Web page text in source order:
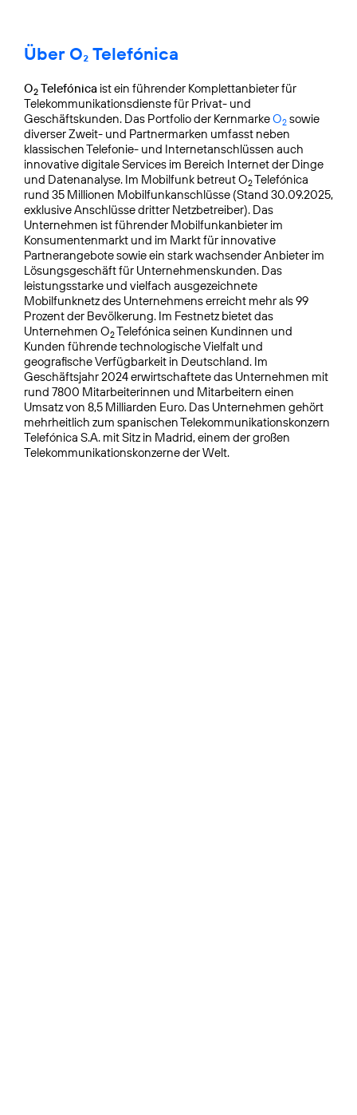
Über O₂ Telefónica
O2 Telefónica ist ein führender Komplettanbieter für
Telekommunikationsdienste für Privat- und
Geschäftskunden. Das Portfolio der KernmarkeO2 sowie
diverser Zweit- und Partnermarken umfasst neben
klassischen Telefonie- und Internetanschlüssen auch
innovative digitale Services im Bereich Internet der Dinge
und Datenanalyse. Im Mobilfunk betreut O2Telefónica
rund 35 Millionen Mobilfunkanschlüsse (Stand 30.09.2025,
exklusive Anschlüsse dritter Netzbetreiber). Das
Unternehmen ist führender Mobilfunkanbieter im
Konsumentenmarkt und im Markt für innovative
Partnerangebote sowie ein stark wachsender Anbieter im
Lösungsgeschäft für Unternehmenskunden. Das
leistungsstarke und vielfach ausgezeichnete
Mobilfunknetz des Unternehmens erreicht mehr als 99
Prozent der Bevölkerung. Im Festnetz bietet das
Unternehmen O2Telefónica seinen Kundinnen und
Kunden führende technologische Vielfalt und
geografische Verfügbarkeit in Deutschland. Im
Geschäftsjahr 2024 erwirtschaftete das Unternehmen mit
rund 7800 Mitarbeiterinnen und Mitarbeitern einen
Umsatz von 8,5 Milliarden Euro. Das Unternehmen gehört
mehrheitlich zum spanischen Telekommunikationskonzern
Telefónica S.A. mit Sitz in Madrid, einem der großen
Telekommunikationskonzerne der Welt.